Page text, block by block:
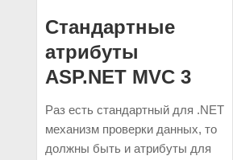
Стандартные
атрибуты
ASP.NET MVC 3
Раз есть стандартный для .NET
механизм проверки данных, то
должны быть и атрибуты для